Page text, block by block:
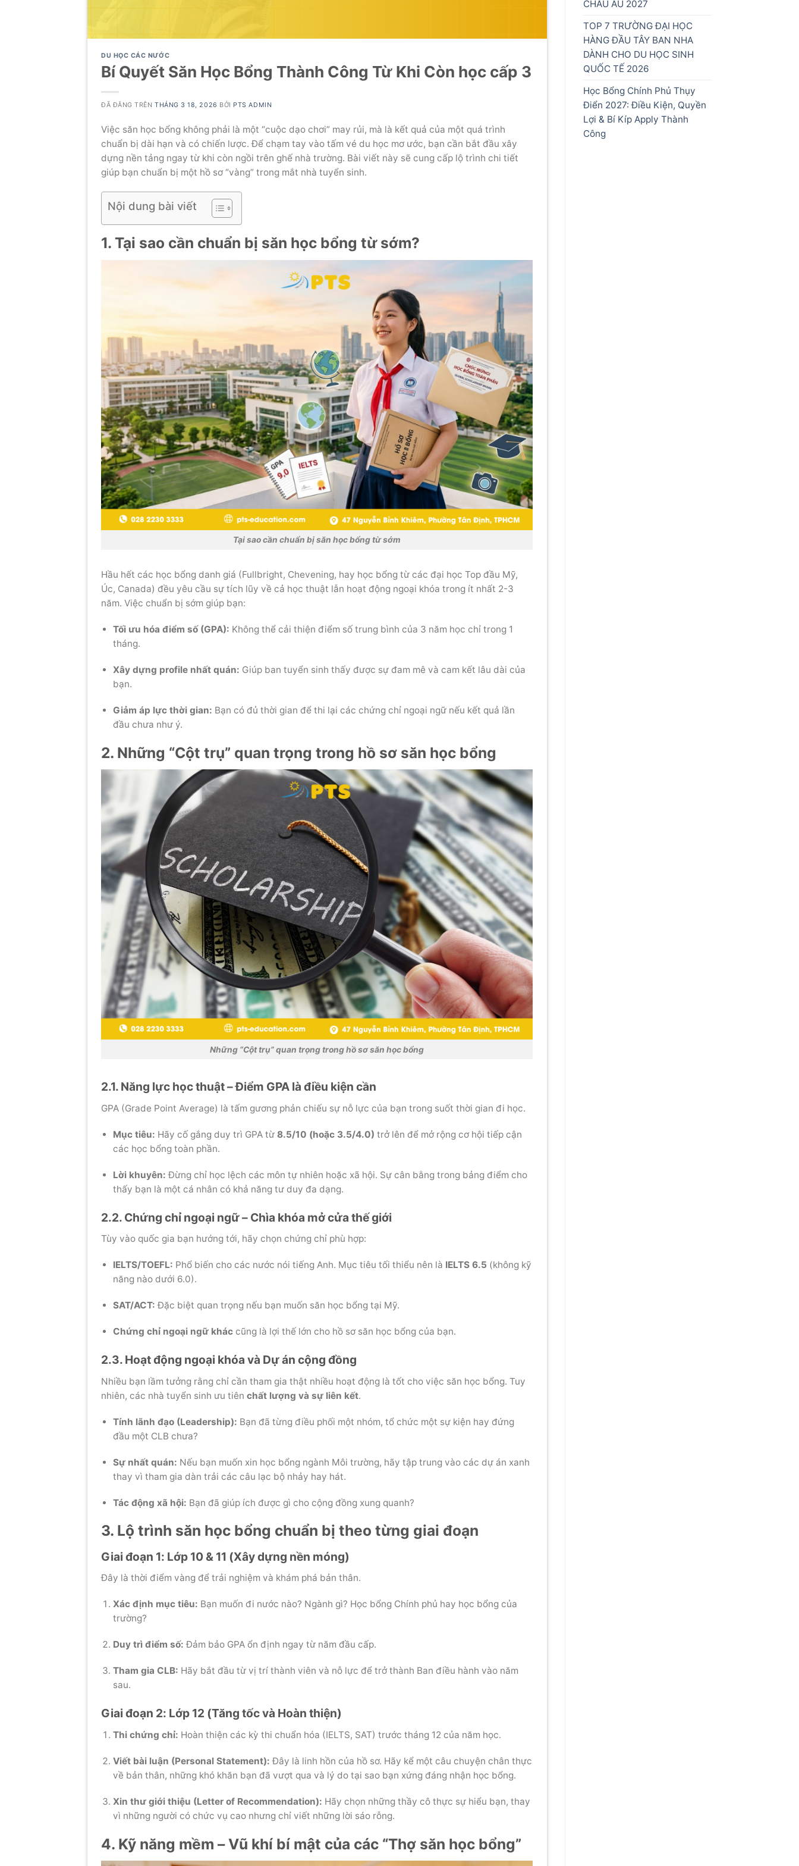
DU HỌC CÁC NƯỚC
Bí Quyết Săn Học Bổng Thành Công Từ Khi Còn học cấp 3
ĐÃ ĐĂNG TRÊNTHÁNG 3 18, 2026 BỞI PTS ADMIN
Việc săn học bổng không phải là một “cuộc dạo chơi” may rủi, mà là kết quả của một quá trình
chuẩn bị dài hạn và có chiến lược. Để chạm tay vào tấm vé du học mơ ước, bạn cần bắt đầu xây
dựng nền tảng ngay từ khi còn ngồi trên ghế nhà trường. Bài viết này sẽ cung cấp lộ trình chi tiết
giúp bạn chuẩn bị một hồ sơ “vàng” trong mắt nhà tuyển sinh.
Nội dung bài viết
1. Tại sao cần chuẩn bị săn học bổng từ sớm?
Tại sao cần chuẩn bị săn học bổng từ sớm
Hầu hết các học bổng danh giá (Fullbright, Chevening, hay học bổng từ các đại học Top đầu Mỹ,
Úc, Canada) đều yêu cầu sự tích lũy về cả học thuật lẫn hoạt động ngoại khóa trong ít nhất 2-3
năm. Việc chuẩn bị sớm giúp bạn:
Tối ưu hóa điểm số (GPA): Không thể cải thiện điểm số trung bình của 3 năm học chỉ trong 1
tháng.
Xây dựng profile nhất quán: Giúp ban tuyển sinh thấy được sự đam mê và cam kết lâu dài của
bạn.
Giảm áp lực thời gian: Bạn có đủ thời gian để thi lại các chứng chỉ ngoại ngữ nếu kết quả lần
đầu chưa như ý.
2. Những “Cột trụ” quan trọng trong hồ sơ săn học bổng
Những “Cột trụ” quan trọng trong hồ sơ săn học bổng
2.1. Năng lực học thuật – Điểm GPA là điều kiện cần
GPA (Grade Point Average) là tấm gương phản chiếu sự nỗ lực của bạn trong suốt thời gian đi học.
Mục tiêu: Hãy cố gắng duy trì GPA từ 8.5/10 (hoặc 3.5/4.0) trở lên để mở rộng cơ hội tiếp cận
các học bổng toàn phần.
Lời khuyên: Đừng chỉ học lệch các môn tự nhiên hoặc xã hội. Sự cân bằng trong bảng điểm cho
thấy bạn là một cá nhân có khả năng tư duy đa dạng.
2.2. Chứng chỉ ngoại ngữ – Chìa khóa mở cửa thế giới
Tùy vào quốc gia bạn hướng tới, hãy chọn chứng chỉ phù hợp:
IELTS/TOEFL: Phổ biến cho các nước nói tiếng Anh. Mục tiêu tối thiểu nên là IELTS 6.5 (không kỹ
năng nào dưới 6.0).
SAT/ACT: Đặc biệt quan trọng nếu bạn muốn săn học bổng tại Mỹ.
Chứng chỉ ngoại ngữ kháccũng là lợi thế lớn cho hồ sơ săn học bổng của bạn.
2.3. Hoạt động ngoại khóa và Dự án cộng đồng
Nhiều bạn lầm tưởng rằng chỉ cần tham gia thật nhiều hoạt động là tốt cho việc săn học bổng. Tuy
nhiên, các nhà tuyển sinh ưu tiênchất lượng và sự liên kết.
Tính lãnh đạo (Leadership): Bạn đã từng điều phối một nhóm, tổ chức một sự kiện hay đứng
đầu một CLB chưa?
Sự nhất quán: Nếu bạn muốn xin học bổng ngành Môi trường, hãy tập trung vào các dự án xanh
thay vì tham gia dàn trải các câu lạc bộ nhảy hay hát.
Tác động xã hội: Bạn đã giúp ích được gì cho cộng đồng xung quanh?
3. Lộ trình săn học bổng chuẩn bị theo từng giai đoạn
Giai đoạn 1: Lớp 10 & 11 (Xây dựng nền móng)
Đây là thời điểm vàng để trải nghiệm và khám phá bản thân.
Xác định mục tiêu: Bạn muốn đi nước nào? Ngành gì? Học bổng Chính phủ hay học bổng của
trường?
Duy trì điểm số: Đảm bảo GPA ổn định ngay từ năm đầu cấp.
Tham gia CLB: Hãy bắt đầu từ vị trí thành viên và nỗ lực để trở thành Ban điều hành vào năm
sau.
Giai đoạn 2: Lớp 12 (Tăng tốc và Hoàn thiện)
Thi chứng chỉ: Hoàn thiện các kỳ thi chuẩn hóa (IELTS, SAT) trước tháng 12 của năm học.
Viết bài luận (Personal Statement): Đây là linh hồn của hồ sơ. Hãy kể một câu chuyện chân thực
về bản thân, những khó khăn bạn đã vượt qua và lý do tại sao bạn xứng đáng nhận học bổng.
Xin thư giới thiệu (Letter of Recommendation): Hãy chọn những thầy cô thực sự hiểu bạn, thay
vì những người có chức vụ cao nhưng chỉ viết những lời sáo rỗng.
4. Kỹ năng mềm – Vũ khí bí mật của các “Thợ săn học bổng”
CHÂU ÂU 2027
TOP 7 TRƯỜNG ĐẠI HỌC
HÀNG ĐẦU TÂY BAN NHA
DÀNH CHO DU HỌC SINH
QUỐC TẾ 2026
Học Bổng Chính Phủ Thụy
Điển 2027: Điều Kiện, Quyền
Lợi & Bí Kíp Apply Thành
Công